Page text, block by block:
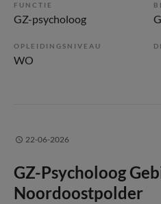
FUNCTIE
GZ-psycholoog
OPLEIDINGSNIVEAU
WO
22-06-2026
GZ-Psycholoog
Noordoostpolder